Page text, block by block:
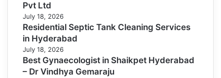
Pvt Ltd
July 18, 2026
Residential Septic Tank Cleaning Services
in Hyderabad
July 18, 2026
Best Gynaecologist in Shaikpet Hyderabad
– Dr Vindhya Gemaraju